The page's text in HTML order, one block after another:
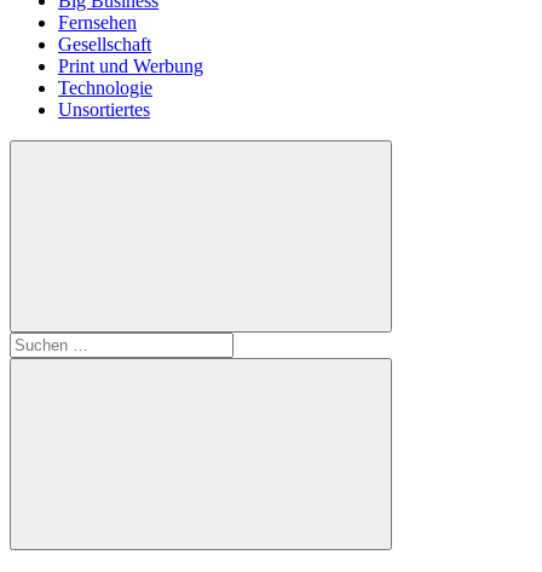
Fernsehen
Gesellschaft
Print und Werbung
Technologie
Unsortiertes
Suchen
nach:
Suchen